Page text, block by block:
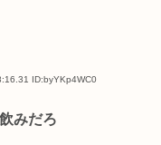
ID:byYKp4WC0
みだろ